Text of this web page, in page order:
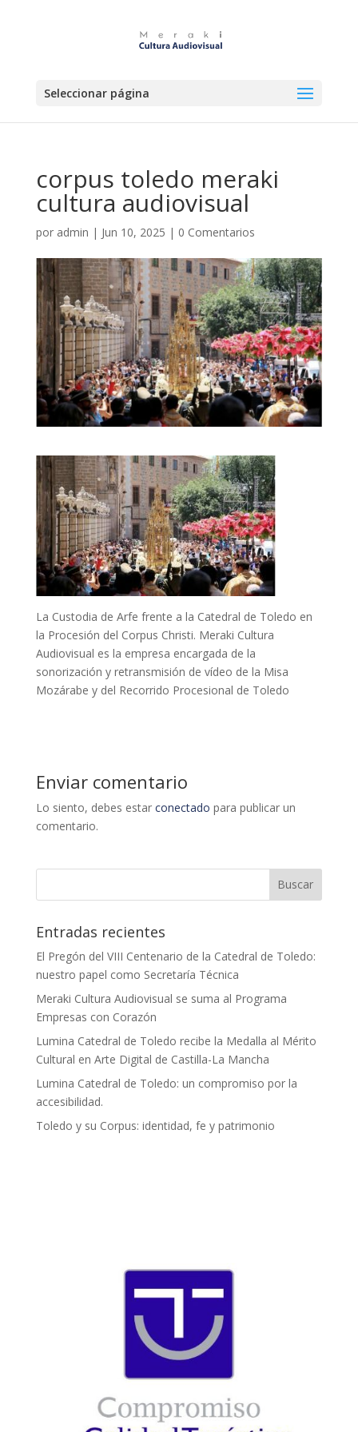
Seleccionar página
corpus toledo meraki
cultura audiovisual
por admin | Jun 10, 2025 | 0 Comentarios
La Custodia de Arfe frente a la Catedral de Toledo en
la Procesión del Corpus Christi. Meraki Cultura
Audiovisual es la empresa encargada de la
sonorización y retransmisión de vídeo de la Misa
Mozárabe y del Recorrido Procesional de Toledo
Enviar comentario
Lo siento, debes estar conectado para publicar un
comentario.
Entradas recientes
El Pregón del VIII Centenario de la Catedral de Toledo:
nuestro papel como Secretaría Técnica
Meraki Cultura Audiovisual se suma al Programa
Empresas con Corazón
Lumina Catedral de Toledo recibe la Medalla al Mérito
Cultural en Arte Digital de Castilla-La Mancha
Lumina Catedral de Toledo: un compromiso por la
accesibilidad.
Toledo y su Corpus: identidad, fe y patrimonio